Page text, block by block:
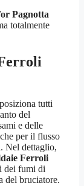
Pagnotta
totalmente
tutti
del
e delle
per il flusso
Nel dettaglio,
Ferroli
dei fumi di
del bruciatore.